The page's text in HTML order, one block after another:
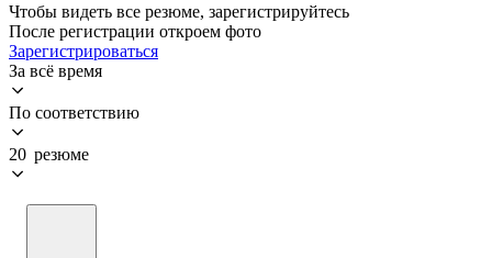
Чтобы видеть все резюме, зарегистрируйтесь
После регистрации откроем фото
Зарегистрироваться
За всё время
По соответствию
20 резюме